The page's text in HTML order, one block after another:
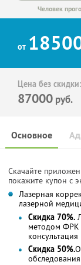
Человек
от
Цена без скидки:
87000 руб.
Основное
Скачайте
покажите купон с
Лазерная
лазерной
Скидка 70%.
методом ФРК
Скидка 50%.
обследования